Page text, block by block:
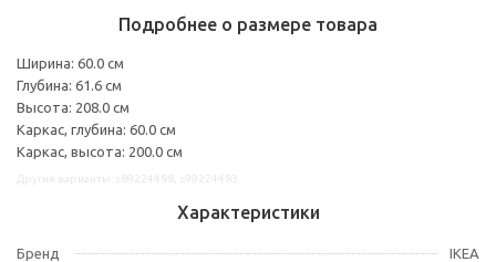
Подробнее о размере товара
Ширина: 60.0 см
Глубина: 61.6 см
Высота: 208.0 см
Каркас, глубина: 60.0 см
Каркас, высота: 200.0 см
Характеристики
Бренд IKEA